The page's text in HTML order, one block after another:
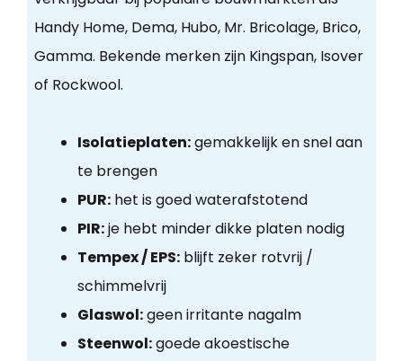
Handy Home, Dema, Hubo, Mr. Bricolage, Brico,
Gamma. Bekende merken zijn Kingspan, Isover
of Rockwool.
Isolatieplaten:gemakkelijk en snel aan
te brengen
PUR:het is goed waterafstotend
PIR:je hebt minder dikke platen nodig
Tempex / EPS:blijft zeker rotvrij /
schimmelvrij
Glaswol:geen irritante nagalm
Steenwol:goede akoestische